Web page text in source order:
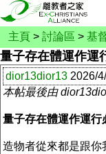
主頁 > 討論區 > 基
量子存在體運作運
dior13dior13 2026/
本帖最後由
量子存在體運作運行
造物者從來都是跟你